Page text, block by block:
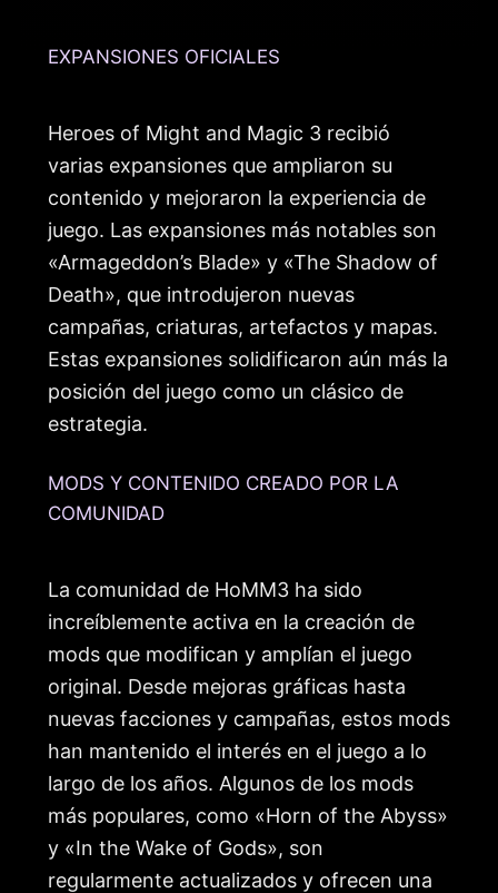
EXPANSIONES OFICIALES
Heroes of Might and Magic 3 recibió
varias expansiones que ampliaron su
contenido y mejoraron la experiencia de
juego. Las expansiones más notables son
«Armageddon’s Blade» y «The Shadow of
Death», que introdujeron nuevas
campañas, criaturas, artefactos y mapas.
Estas expansiones solidificaron aún más la
posición del juego como un clásico de
estrategia.
MODS Y CONTENIDO CREADO POR LA
COMUNIDAD
La comunidad de HoMM3 ha sido
increíblemente activa en la creación de
mods que modifican y amplían el juego
original. Desde mejoras gráficas hasta
nuevas facciones y campañas, estos mods
han mantenido el interés en el juego a lo
largo de los años. Algunos de los mods
más populares, como «Horn of the Abyss»
y «In the Wake of Gods», son
regularmente actualizados y ofrecen una